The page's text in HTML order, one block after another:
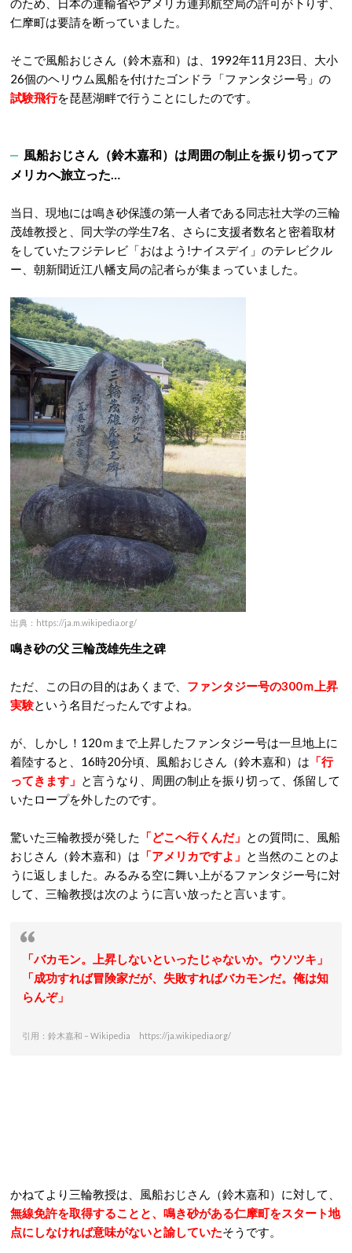
のため、日本の運輸省やアメリカ連邦航空局の許可が下りず、
仁摩町は要請を断っていました。
そこで風船おじさん（鈴木嘉和）は、1992年11月23日、大小
26個のヘリウム風船を付けたゴンドラ「ファンタジー号」の
試験飛行を琵琶湖畔で行うことにしたのです。
風船おじさん（鈴木嘉和）は周囲の制止を振り切ってア
メリカへ旅立った…
当日、現地には鳴き砂保護の第一人者である同志社大学の三輪
茂雄教授と、同大学の学生7名、さらに支援者数名と密着取材
をしていたフジテレビ「おはよう!ナイスデイ」のテレビクル
ー、朝新聞近江八幡支局の記者らが集まっていました。
出典：https://ja.m.wikipedia.org/
鳴き砂の父 三輪茂雄先生之碑
ただ、この日の目的はあくまで、 ファンタジー号の300ｍ上昇
実験という名目だったんですよね。
が、しかし！120ｍまで上昇したファンタジー号は一旦地上に
着陸すると、16時20分頃、風船おじさん（鈴木嘉和）は 「行
ってきます」 と言うなり、周囲の制止を振り切って、係留して
いたロープを外したのです。
驚いた三輪教授が発した 「どこへ行くんだ」 との質問に、風船
おじさん（鈴木嘉和）は 「アメリカですよ」 と当然のことのよ
うに返しました。みるみる空に舞い上がるファンタジー号に対
して、三輪教授は次のように言い放ったと言います。
「バカモン。上昇しないといったじゃないか。ウソツキ」
「成功すれば冒険家だが、失敗すればバカモンだ。俺は知
らんぞ」
引用：鈴木嘉和 – Wikipedia https://ja.wikipedia.org/
かねてより三輪教授は、風船おじさん（鈴木嘉和）に対して、
無線免許を取得することと、鳴き砂がある仁摩町をスタート地
点にしなければ意味がないと諭していたそうです。